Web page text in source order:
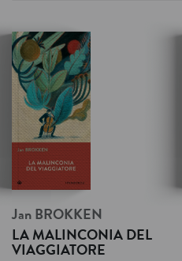
Jan BROKKEN
LA MALINCONIA DEL
VIAGGIATORE